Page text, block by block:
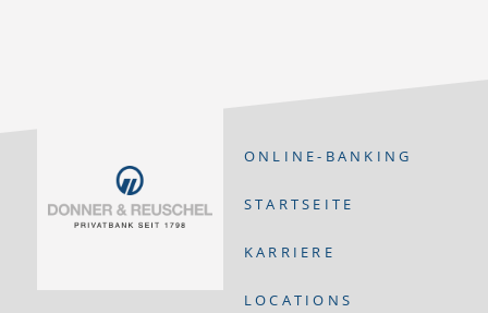
ONLINE-BANKING
STARTSEITE
KARRIERE
LOCATIONS